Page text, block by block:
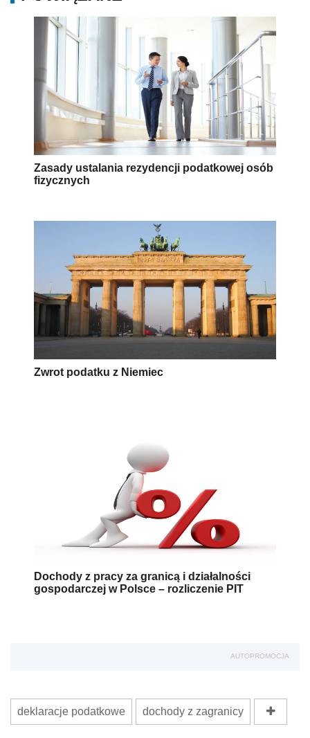
Zasady ustalania rezydencji podatkowej osób
fizycznych
Zwrot podatku z Niemiec
Dochody z pracy za granicą i działalności
gospodarczej w Polsce – rozliczenie PIT
AUTOPROMOCJA
deklaracje podatkowe dochody z zagranicy